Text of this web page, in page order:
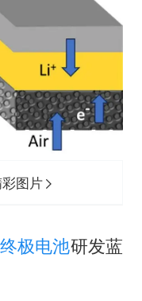
图片
终极电池研发蓝